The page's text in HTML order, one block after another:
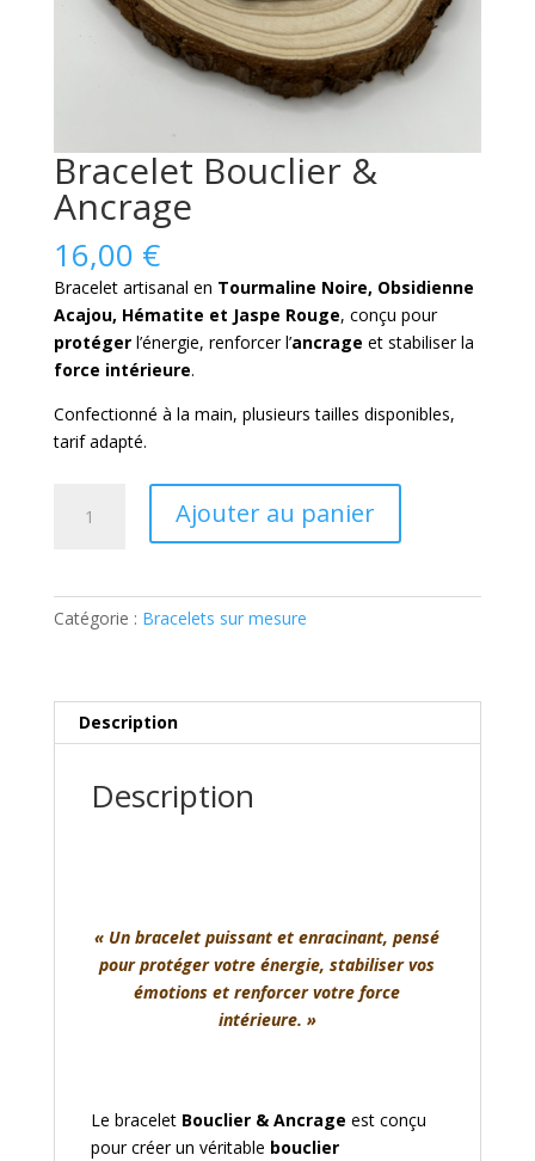
Bracelet Bouclier &
Ancrage
16,00 €
Bracelet artisanal en Tourmaline Noire, Obsidienne
Acajou, Hématite et Jaspe Rouge, conçu pour
protégerl’énergie, renforcer l’ancrage et stabiliser la
force intérieure.
Confectionné à la main, plusieurs tailles disponibles,
tarif adapté.
Ancrage
Ajouter au panier
Catégorie : Bracelets sur mesure
Description
Description
« Un bracelet puissant et enracinant, pensé
pour protéger votre énergie, stabiliser vos
émotions et renforcer votre force
intérieure. »
Le bracelet Bouclier & Ancrage est conçu
pour créer un véritable bouclier